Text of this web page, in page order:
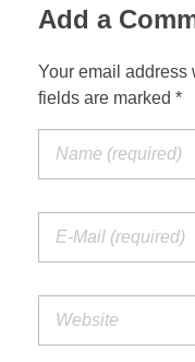
Add a
Your email address
fields are marked *